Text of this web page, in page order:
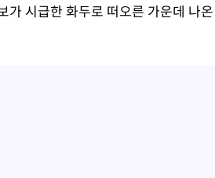
가 시급한 화두로 떠오른 가운데 나